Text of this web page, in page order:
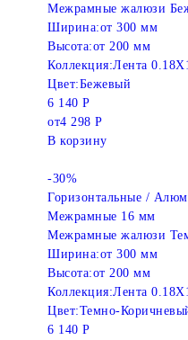
Межрамные жалюзи
Ширина:от 300 мм
Высота:от 200 мм
Коллекция:Лента
Цвет:Бежевый
6 140 Р
от4 298 Р
В корзину
-30%
Горизонтальные /
Межрамные 16 мм
Межрамные жалюзи
Ширина:от 300 мм
Высота:от 200 мм
Коллекция:Лента
Цвет:Темно-
6 140 Р